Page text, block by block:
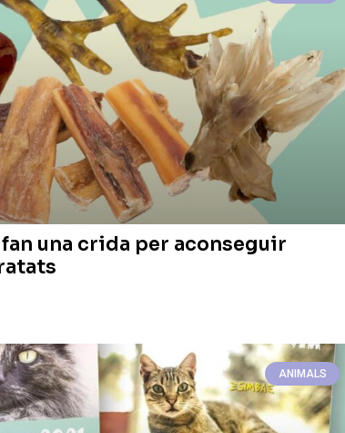
una crida per aconseguir
ANIMALS